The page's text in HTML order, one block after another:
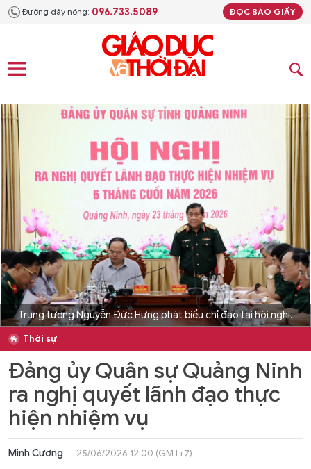
Đường dây nóng: 096.733.5089 ĐỌC BÁO GIẤY
Trung tướng Nguyễn Đức Hưng phát biểu chỉ đạo tại hội nghị.
Thời sự
Đảng ủy Quân sự Quảng Ninh
ra nghị quyết lãnh đạo thực
hiện nhiệm vụ
Minh Cương 25/06/2026 12:00 (GMT+7)